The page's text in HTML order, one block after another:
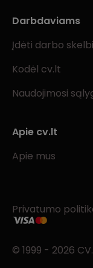
Darbdaviams
Įdėti darbo
Kodėl cv.lt
Naudojimosi
Apie cv.lt
Apie mus
Privatumo
© 1999 - 2026